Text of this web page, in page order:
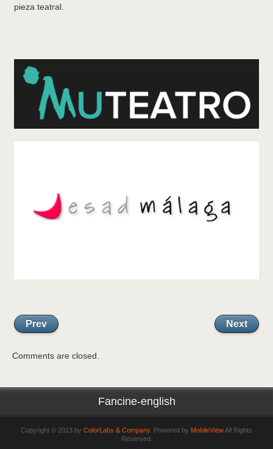
pieza teatral.
Prev Next
Comments are closed.
Fancine-english
Copyright © 2013 by ColorLabs & Company. Powered by MobileViewAll Rights
Reserved.